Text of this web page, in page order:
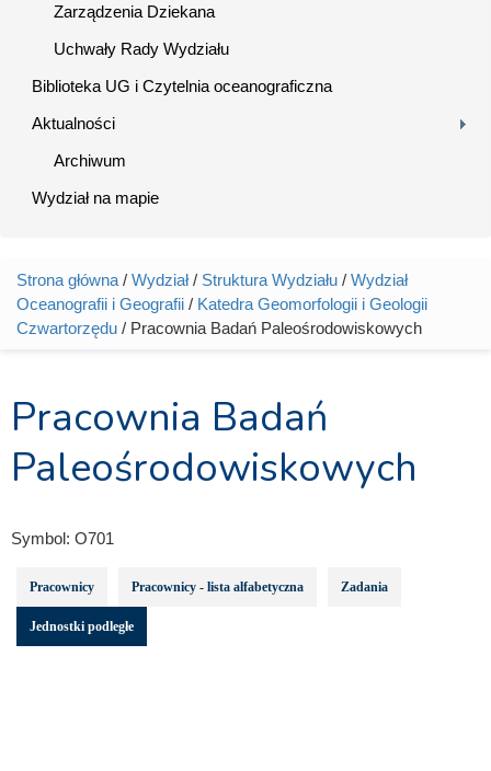
Zarządzenia Dziekana
Uchwały Rady Wydziału
Biblioteka UG i Czytelnia oceanograficzna
Aktualności
Archiwum
Wydział na mapie
Jesteś tutaj
Strona główna / Wydział/ Struktura Wydziału / Wydział
Oceanografii i Geografii / Katedra Geomorfologii i Geologii
Czwartorzędu / Pracownia Badań Paleośrodowiskowych
Pracownia Badań
Paleośrodowiskowych
Symbol: O701
Pracownicy Pracownicy - lista alfabetyczna Zadania
Jednostki podległe